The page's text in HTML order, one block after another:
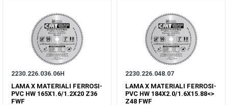
2230.226.036.06H
LAMA X MATERIALI FERROSI-
PVC HW 165X1.6/1.2X20 Z36
FWF
2230.226.048.07
LAMA X MATERIALI FERROSI-
PVC HW 184X2.0/1.6X15.88<>
Z48 FWF